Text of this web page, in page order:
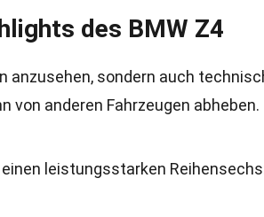
des BMW Z4
anzusehen, sondern auch
von anderen Fahrzeugen abheben.
leistungsstarken